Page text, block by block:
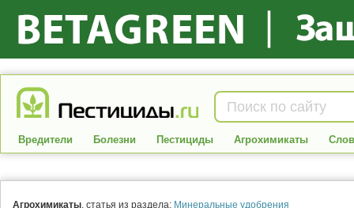
Вредители Болезни Пестициды Агрохимикаты
Агрохимикаты, статья из раздела: Минеральные удобрения